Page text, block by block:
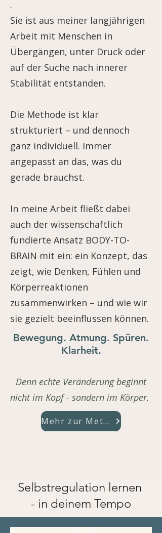
.
Sie ist aus meiner langjährigen
Arbeit mit Menschen in
Übergängen, unter Druck oder
auf der Suche nach innerer
Stabilität entstanden.
Die Methode ist klar
strukturiert – und dennoch
ganz individuell. Immer
angepasst an das, was du
gerade brauchst.
In meine Arbeit fließt dabei
auch der wissenschaftlich
fundierte Ansatz BODY-TO-
BRAIN mit ein: ein Konzept, das
zeigt, wie Denken, Fühlen und
Körperreaktionen
zusammenwirken – und wie wir
sie gezielt beeinflussen können.
Bewegung. Atmung. Spüren.
Klarheit.
Denn echte Veränderung beginnt
nicht im Kopf - sondern im Körper.
Mehr zur Methode
Selbstregulation lernen
- in deinem Tempo